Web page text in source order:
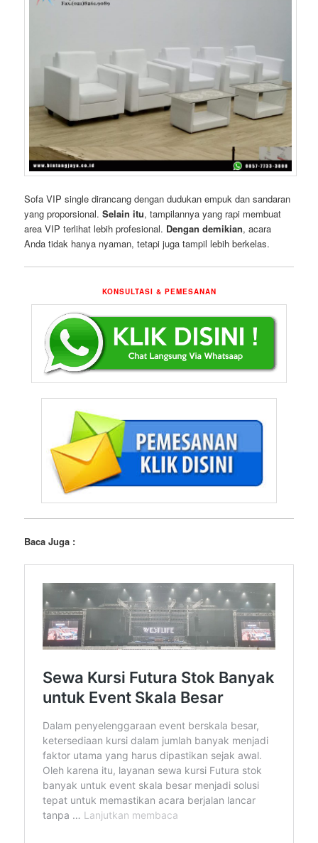
Sofa VIP single dirancang dengan dudukan empuk dan sandaran
yang proporsional.Selain itu, tampilannya yang rapi membuat
area VIP terlihat lebih profesional. Dengan demikian, acara
Anda tidak hanya nyaman, tetapi juga tampil lebih berkelas.
KONSULTASI & PEMESANAN
Baca Juga :